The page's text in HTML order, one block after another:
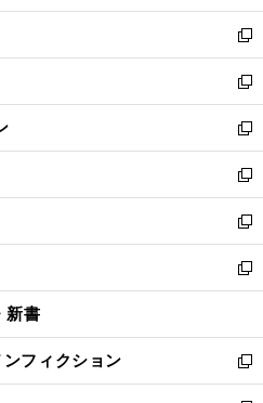
開
く
ウ
で
開
く
ン
ド
ウ
で
開
く
新
し
い
ウ
ィ
ン
ド
ウ
で
開
く
新
し
い
ウ
ィ
ン
ド
ウ
で
開
新
し
い
ウ
ィ
ン
ド
ウ
開
く
新
し
い
ウ
ィ
ン
ウ
で
開
新
し
い
ウ
ン
ド
ウ
新
し
ウ
ィ
ン
新書
フィクション
新
し